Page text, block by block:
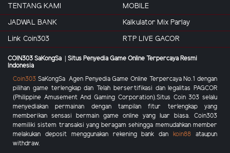
TENTANG KAMI
MOBILE
JADWAL BANK
Kalkulator Mix Parlay
Link Coin303
RTP LIVE GACOR
COIN303 SaKongSa | Situs Penyedia Game Online Terpercaya Resmi
Indonesia
Coin303 SaKongSa Agen Penyedia Game Online Terpercaya No.1 dengan
pilihan game terlengkap dan Telah bersertifikasi dan legalitas PAGCOR
(Philippine Amusement And Gaming Corporation).Situs Coin 303selalu
menyediakan permainan dengan tampilan fitur terlengkap yang
memberikan sensasi bermain game online yang luar biasa. Coin303
memiliki sistem transaksi yang beragam sehingga memudahkan member
melakukan deposit menggunakan rekening bank dankoin88 ataupun
withdraw.